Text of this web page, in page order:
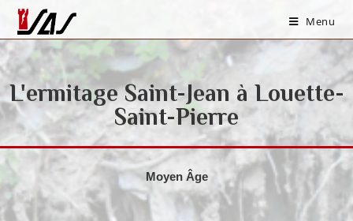
Menu
L'ermitage Saint-Jean à Louette-
Saint-Pierre
Moyen Âge